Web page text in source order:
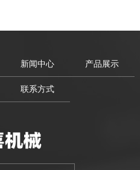
新闻中心 产品展示
联系方式